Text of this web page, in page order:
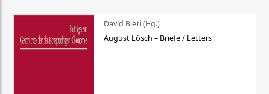
David Bieri (Hg.)
August Lösch – Briefe / Letters